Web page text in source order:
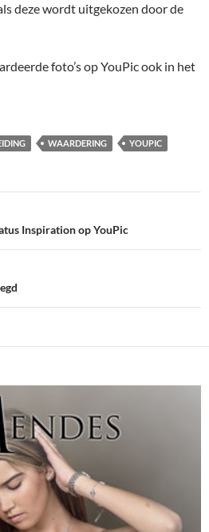
deze wordt uitgekozen door de
foto’s op YouPic ook in het
WAARDERING YOUPIC
Inspiration op YouPic